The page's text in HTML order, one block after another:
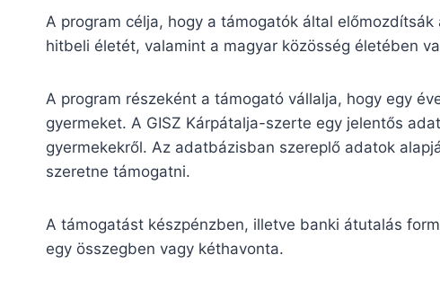
A program célja, hogy a támogatók által
hitbeli életét, valamint a magyar közösség életében
A program részeként a támogató vállalja, hogy egy
gyermeket. A GISZ Kárpátalja-szerte egy jelentős
gyermekekről. Az adatbázisban szereplő adatok
szeretne támogatni.
A támogatást készpénzben, illetve banki átutalás
egy összegben vagy kéthavonta.